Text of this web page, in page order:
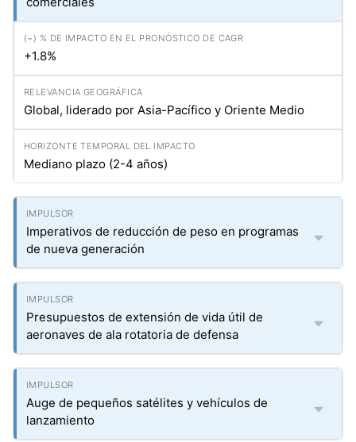
+1.8%
Global, liderado por Asia-Pacífico y Oriente Medio
Mediano plazo (2-4 años)
Imperativos de reducción de peso en programas
de nueva generación
Presupuestos de extensión de vida útil de
aeronaves de ala rotatoria de defensa
Auge de pequeños satélites y vehículos de
lanzamiento